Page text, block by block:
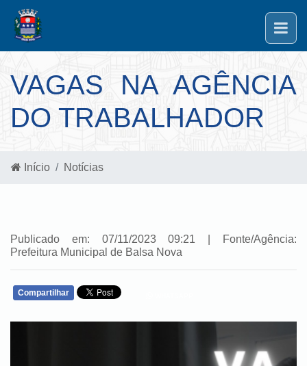
VAGAS NA AGÊNCIA
DO TRABALHADOR
Início Notícias
Publicado em: 07/11/2023 09:21 | Fonte/Agência:
Prefeitura Municipal de Balsa Nova
Compartilhar